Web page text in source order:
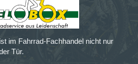
im Fahrrad-Fachhandel nicht nur
Tür.